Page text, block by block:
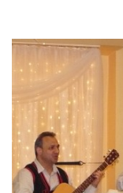
FOTOALBUM
AUDIO - VIDEO
VIDEOKLIPY